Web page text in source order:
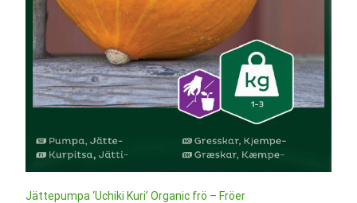
Jättepumpa ‘Uchiki Kuri’ Organic frö – Fröer